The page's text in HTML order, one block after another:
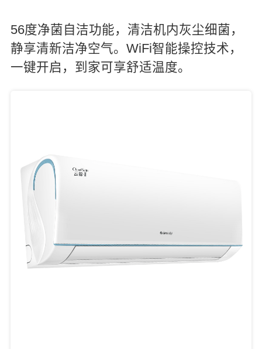
56度净菌自洁功能，清洁机内灰尘细菌，
静享清新洁净空气。WiFi智能操控技术，
一键开启，到家可享舒适温度。